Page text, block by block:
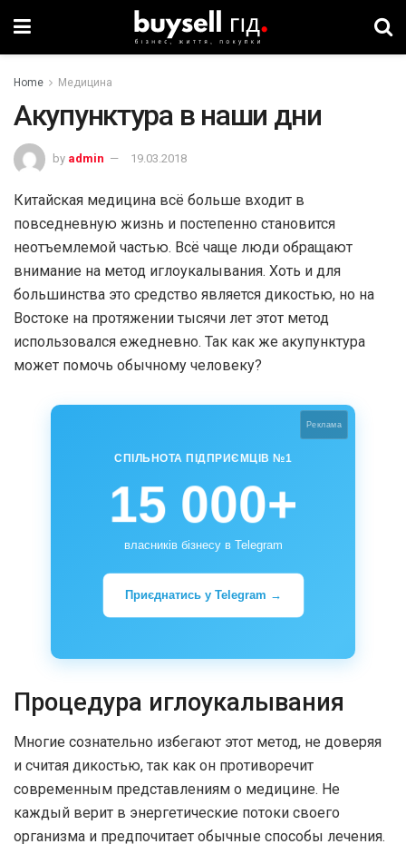
Home Медицина
Акупунктура в наши дни
by admin 19.03.2018
Китайская медицина всё больше входит в
повседневную жизнь и постепенно становится
неотъемлемой частью. Всё чаще люди обращают
внимание на метод иглоукалывания. Хоть и для
большинства это средство является дикостью, но на
Востоке на протяжении тысячи лет этот метод
использовался ежедневно. Так как же акупунктура
может помочь обычному человеку?
Реклама
СПІЛЬНОТА ПІДПРИЄМЦІВ №1
15 000+
власників бізнесу в Telegram
Приєднатись у Telegram →
Процедура иглоукалывания
Многие сознательно избегают этот метод, не доверяя
и считая дикостью, так как он противоречит
современным представлениям о медицине. Не
каждый верит в энергетические потоки своего
организма и предпочитает обычные способы лечения.